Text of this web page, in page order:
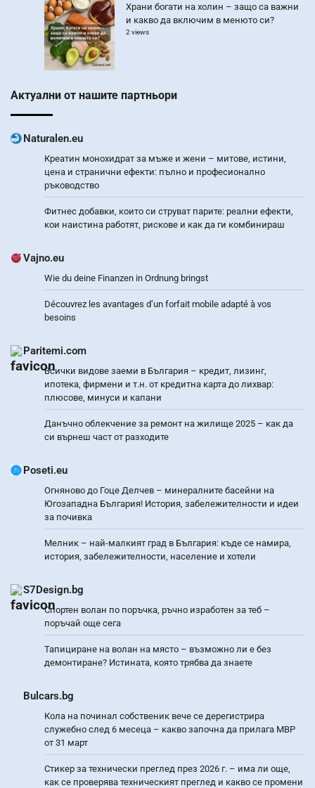
Храни богати на холин – защо са важни
и какво да включим в менюто си?
2 views
Актуални от нашите партньори
Naturalen.eu
Креатин монохидрат за мъже и жени – митове, истини,
цена и странични ефекти: пълно и професионално
ръководство
Фитнес добавки, които си струват парите: реални ефекти,
кои наистина работят, рискове и как да ги комбинираш
Vajno.eu
Wie du deine Finanzen in Ordnung bringst
Découvrez les avantages d’un forfait mobile adapté à vos
besoins
Paritemi.com
Всички видове заеми в България – кредит, лизинг,
ипотека, фирмени и т.н. от кредитна карта до лихвар:
плюсове, минуси и капани
Данъчно облекчение за ремонт на жилище 2025 – как да
си върнеш част от разходите
Poseti.eu
Огняново до Гоце Делчев – минералните басейни на
Югозападна България! История, забележителности и идеи
за почивка
Мелник – най-малкият град в България: къде се намира,
история, забележителности, население и хотели
S7Design.bg
Спортен волан по поръчка, ръчно изработен за теб –
поръчай още сега
Тапициране на волан на място – възможно ли е без
демонтиране? Истината, която трябва да знаете
Bulcars.bg
Кола на починал собственик вече се дерегистрира
служебно след 6 месеца – какво започна да прилага МВР
от 31 март
Стикер за технически преглед през 2026 г. – има ли още,
как се проверява техническият преглед и какво се промени